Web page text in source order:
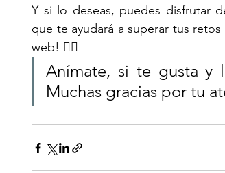
Y si lo deseas, puedes disfrutar
que te ayudará a superar tus
web! 💆‍♀️
Anímate, si te gusta y
Muchas gracias por tu